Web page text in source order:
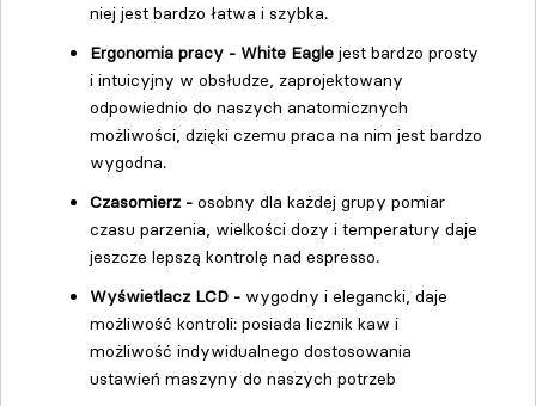
niej jest bardzo łatwa i szybka.
Ergonomia pracy - White Eagle jest bardzo prosty
i intuicyjny w obsłudze, zaprojektowany
odpowiednio do naszych anatomicznych
możliwości, dzięki czemu praca na nim jest bardzo
wygodna.
Czasomierz - osobny dla każdej grupy pomiar
czasu parzenia, wielkości dozy i temperatury daje
jeszcze lepszą kontrolę nad espresso.
Wyświetlacz LCD - wygodny i elegancki, daje
możliwość kontroli: posiada licznik kaw i
możliwość indywidualnego dostosowania
ustawień maszyny do naszych potrzeb